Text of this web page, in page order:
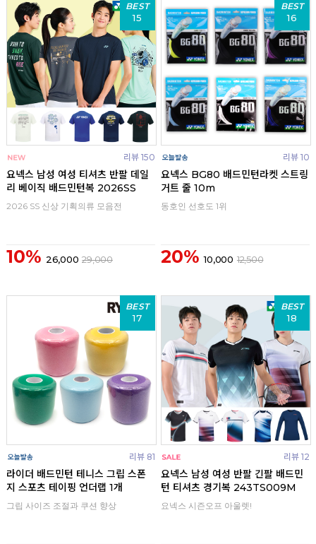
BEST
15
리뷰 150
요넥스 남성 여성 티셔츠 반팔 데일
리 베이직 배드민턴복 2026SS
2026 SS 신상 기획의류 모음전
10% 26,000 29,000
BEST
16
리뷰 10
요넥스 BG80 배드민턴라켓 스트링
거트 줄 10m
동호인 선호도 1위
20% 10,000 12,500
BEST
17
리뷰 81
라이더 배드민턴 테니스 그립 스폰
지 스포츠 테이핑 언더랩 1개
그립 사이즈 조절과 쿠션 향상
BEST
18
리뷰 12
요넥스 남성 여성 반팔 긴팔 배드민
턴 티셔츠 경기복 243TS009M
요넥스 시즌오프 아울렛!